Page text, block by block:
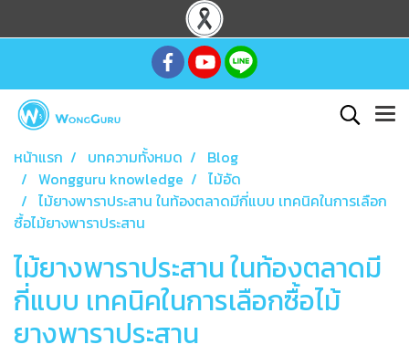
หน้าแรก บทความทั้งหมด
Blog
Wongguru knowledge
ไม้อัด
ไม้ยางพาราประสาน ในท้องตลาดมีกี่แบบ เทคนิคในการเลือก
ซื้อไม้ยางพาราประสาน
ไม้ยางพาราประสาน ในท้องตลาดมี
กี่แบบ เทคนิคในการเลือกซื้อไม้
ยางพาราประสาน